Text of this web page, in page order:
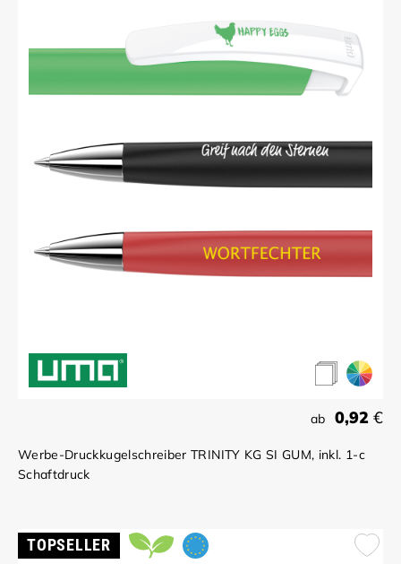
ab 0,92 €
Werbe-Druckkugelschreiber TRINITY KG SI GUM, inkl. 1-c
Schaftdruck
TOPSELLER